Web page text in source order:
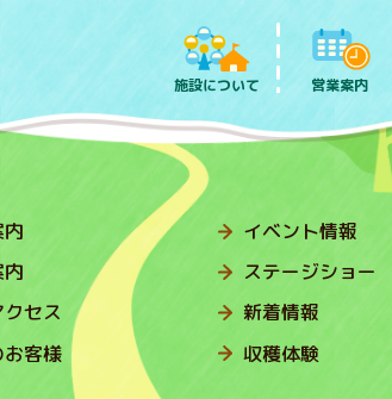
施設について 営業案内
セス
客様
イベント情報
ステージショー
新着情報
収穫体験